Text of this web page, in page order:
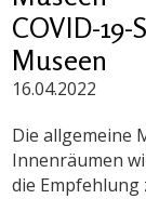
COVID-
Museen
16.04.2022
Die allgemeine
Innenräumen
die Empfehlung